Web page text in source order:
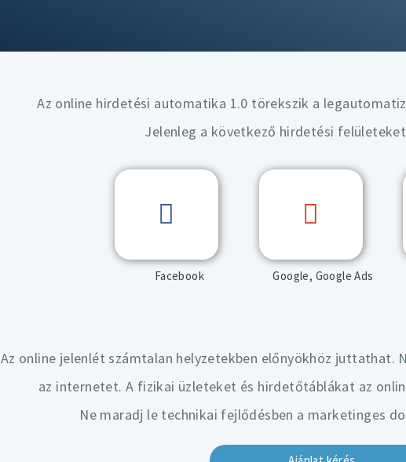
Az online hirdetési automatika 1.0 törekszik a
Jelenleg a következő hirdetési
Facebook Google, Google Ads
Az online jelenlét számtalan helyzetekben előnyökhöz juttathat.
az internetet. A fizikai üzleteket és hirdetőtáblákat az
Ne maradj le technikai fejlődésben a marketinges